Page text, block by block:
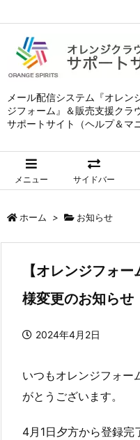
メール配信システム『オレン
ジフォーム』＆販売支援クラ
サポートサイト（ヘルプ＆マ
メニュー サイドバー
ホーム > お知らせ
【オレンジフォ
様変更のお知らせ
2024年4月2日
いつもオレンジフォー
がとうございます。
4月1日夕方から登録完